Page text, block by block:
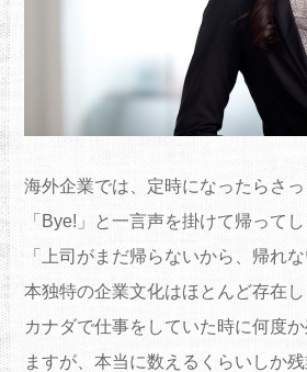
海外企業では、定時になったらさっ
「Bye!」と一言声を掛けて帰ってし
「上司がまだ帰らないから、帰れ
本独特の企業文化はほとんど存在し
カナダで仕事をしていた時に何度
ますが、本当に数えるくらいしか残